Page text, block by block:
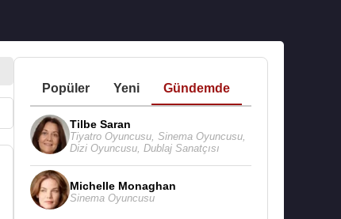
Popüler Yeni Gündemde
Tilbe Saran
Tiyatro Oyuncusu, Sinema Oyuncusu,
Dizi Oyuncusu, Dublaj Sanatçısı
Michelle Monaghan
Sinema Oyuncusu